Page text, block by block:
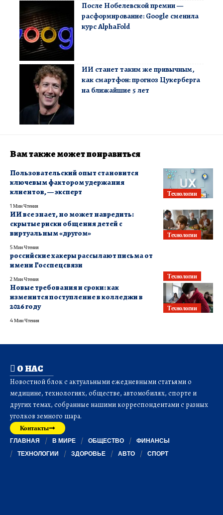
После Нобелевской премии —
расформирование: Google сменила
курс AlphaFold
ИИ станет таким же привычным,
как смартфон: прогноз Цукерберга
на ближайшие 5 лет
Вам также может понравиться
Технологии
Пользовательский опыт становится
ключевым фактором удержания
клиентов, — эксперт
1 Мин Чтения
Технологии
ИИ все знает, но может навредить:
скрытые риски общения детей с
виртуальным «другом»
5 Мин Чтения
Технологии
российские хакеры рассылают письма от
имени Госспецсвязи
2 Мин Чтения
Технологии
Новые требования и сроки: как
изменится поступление в колледжи в
2026 году
4 Мин Чтения
О НАС
Новостной блок с актуальными ежедневными статьями о
медицине, технологиях, обществе, автомобилях, спорте и
других темах, собранные нашими корреспондентами с разных
уголков земного шара.
Контакты
ГЛАВНАЯ В МИРЕ ОБЩЕСТВО
ФИНАНСЫ
ТЕХНОЛОГИИ
ЗДОРОВЬЕ АВТО СПОРТ